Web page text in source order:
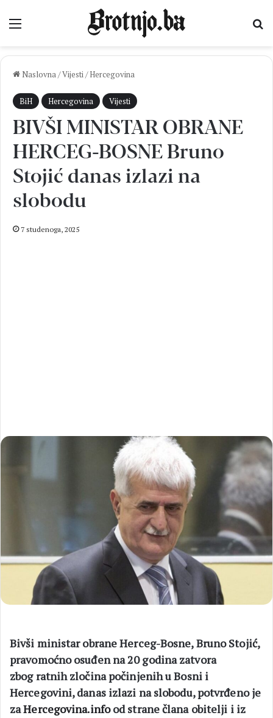
Izbornik
Naslovna/Vijesti/ Hercegovina
BiH Hercegovina Vijesti
BIVŠI MINISTAR OBRANE
HERCEG-BOSNE Bruno
Stojić danas izlazi na
slobodu
7 studenoga, 2025
Bivši ministar obrane Herceg-Bosne, Bruno Stojić,
pravomoćno osuđen na 20 godina zatvora
zbog ratnih zločina počinjenih u Bosni i
Hercegovini, danas izlazi na slobodu, potvrđeno je
zaHercegovina.infood strane člana obitelji i iz